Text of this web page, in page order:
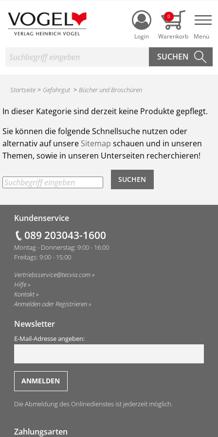
Login
0
Suche
Startseite Gefahrgut Bücher und Broschüren
Produktsuche des Heinrich Vogel Shop
In dieser Kategorie sind derzeit keine Produkte gepflegt.
Sie können die folgende Schnellsuche nutzen oder
alternativ auf unsere Sitemap schauen und in unseren
Themen, sowie in unseren Unterseiten recherchieren!
Kundenservice
089 203043-1600
Montag - Donnerstag: 9:00 - 16:00
Freitags: 9:00 - 15:00
Vertriebsservice@tecvia.com
Hilfe
Kontakt
Anmelden oder Registrieren
Newsletter
E-Mail-Adresse angeben:
Die Abmeldung des Onlinedienstes ist jederzeit möglich.
Zahlungsarten